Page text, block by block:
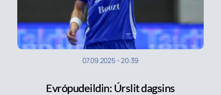
07.09.2025-20:39
Evrópudeildin: Úrslit dagsins